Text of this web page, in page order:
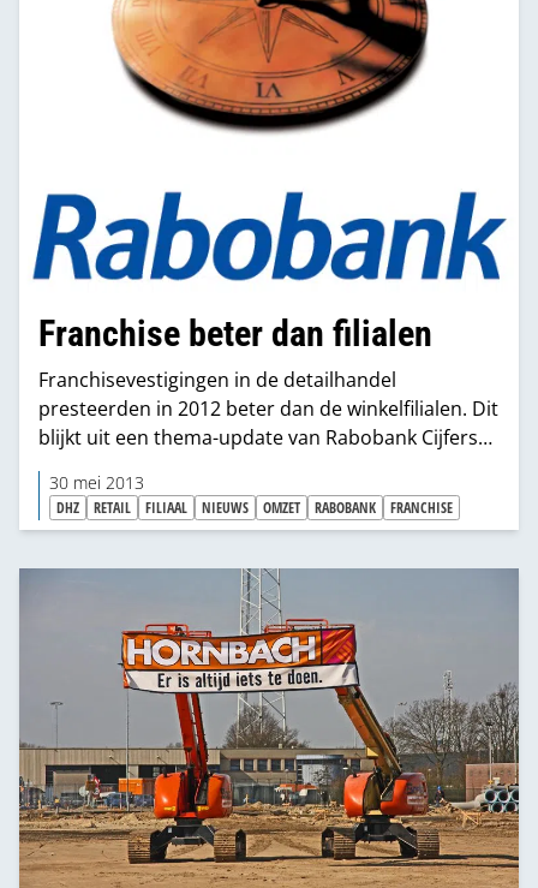
Franchise beter dan filialen
Franchisevestigingen in de detailhandel
presteerden in 2012 beter dan de winkelfilialen. Dit
blijkt uit een thema-update van Rabobank Cijfers
en Trends.
30 mei 2013
DHZ RETAIL FILIAAL NIEUWS OMZET RABOBANK FRANCHISE